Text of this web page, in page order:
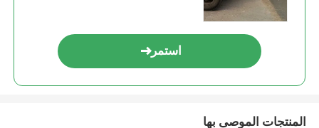
استمر
المنتجات الموصى بها